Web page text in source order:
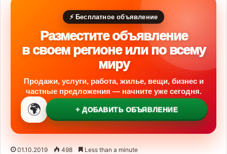
⚡ Бесплатное объявление
Разместите объявление
в своем регионе или по всему
миру
Продажи, услуги, работа, жилье, вещи, бизнес и
частные предложения — начните уже сегодня.
🌍 + ДОБАВИТЬ ОБЪЯВЛЕНИЕ
01.10.2019 498 Less than a minute